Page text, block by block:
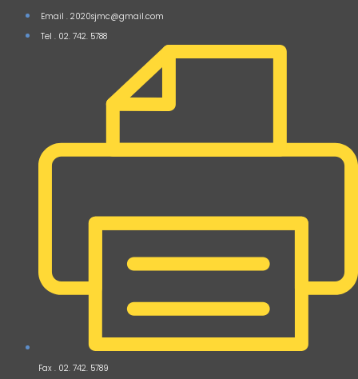
Email . 2020sjmc@gmail.com
Tel . 02. 742. 5788
Fax . 02. 742. 5789